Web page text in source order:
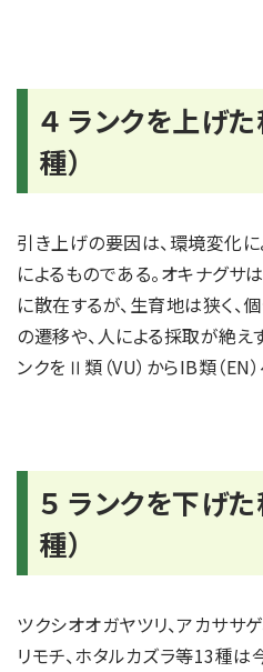
４ ランクを上げ
種）
引き上げの要因は、環境変化
によるものである。オキナグ
に散在するが、生育地は狭く、
の遷移や、人による採取が絶え
ンクをⅡ類（VU）からIB類（EN
５ ランクを下げ
種）
ツクシオオガヤツリ、アカササゲ
リモチ、ホタルカズラ等13種